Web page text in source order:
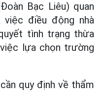
Bạc Liêu) quan
việc điều động nhà
tình trạng thừa
lựa chọn trường
quy định về thẩm